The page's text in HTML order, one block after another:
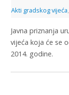
Akti gradskog vijeća,
Javna priznanja
vijeća koja će se
2014. godine.